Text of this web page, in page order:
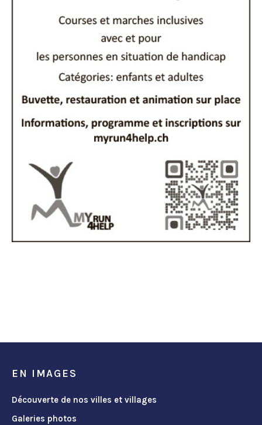
EN IMAGES
Découverte de nos villes et villages
Galeries photos